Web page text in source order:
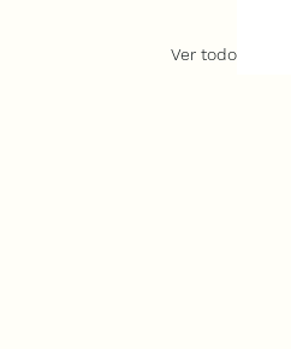
Ver todo